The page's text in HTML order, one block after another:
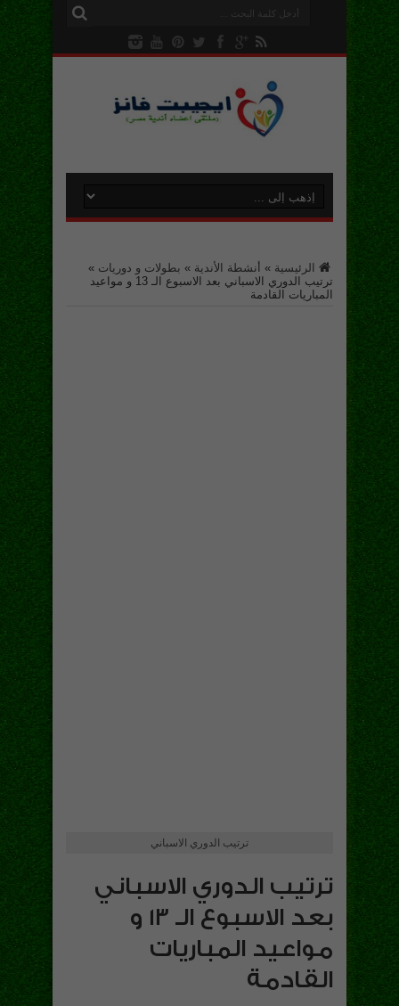
الرئيسية » أنشطة الأندية » بطولات و دوريات »
ترتيب الدوري الاسباني بعد الاسبوع الـ 13 و مواعيد
المباريات القادمة
ترتيب الدوري الاسباني
ترتيب الدوري الاسباني
بعد الاسبوع الـ 13 و
مواعيد المباريات
القادمة